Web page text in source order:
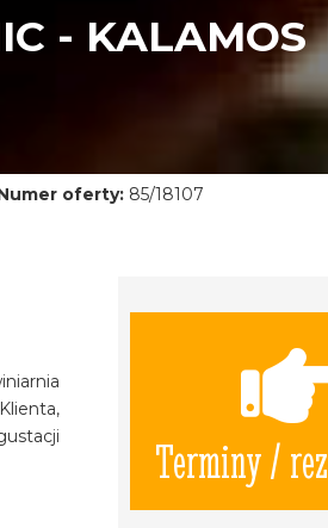
- KALAMOS
oferty:85/18107
Terminy /